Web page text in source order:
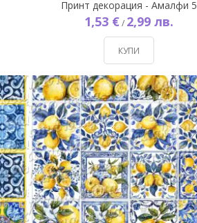
Принт декорация - Амалфи 5
1,53 € / 2,99 лв.
КУПИ